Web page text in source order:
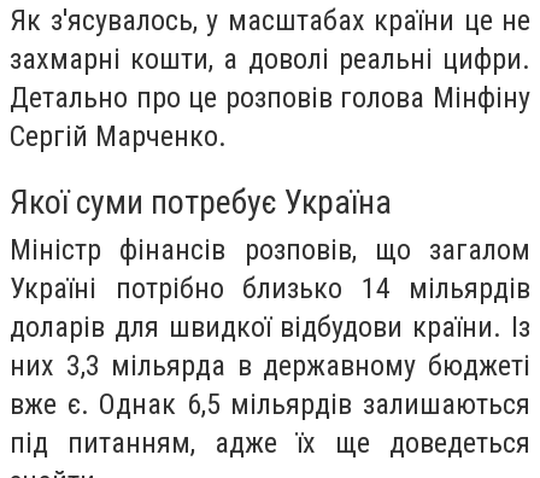
Як з'ясувалось, у масштабах країни це не
захмарні кошти, а доволі реальні цифри.
Детально про це розповів голова Мінфіну
Сергій Марченко.
Якої суми потребує Україна
Міністр фінансів розповів, що загалом
Україні потрібно близько 14 мільярдів
доларів для швидкої відбудови країни. Із
них 3,3 мільярда в державному бюджеті
вже є. Однак 6,5 мільярдів залишаються
під питанням, адже їх ще доведеться